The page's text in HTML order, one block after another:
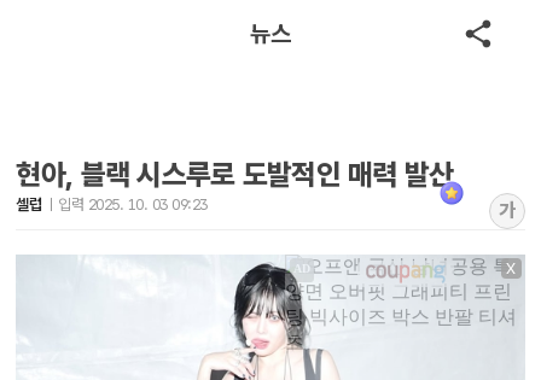
뉴스
현아, 블랙 시스루로 도발적인 매력 발산
셀럽 입력 2025. 10. 03 09:23 가
X